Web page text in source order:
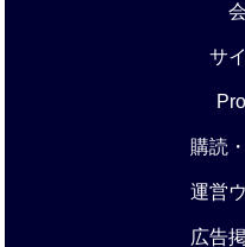
サ
購読
運営
広告